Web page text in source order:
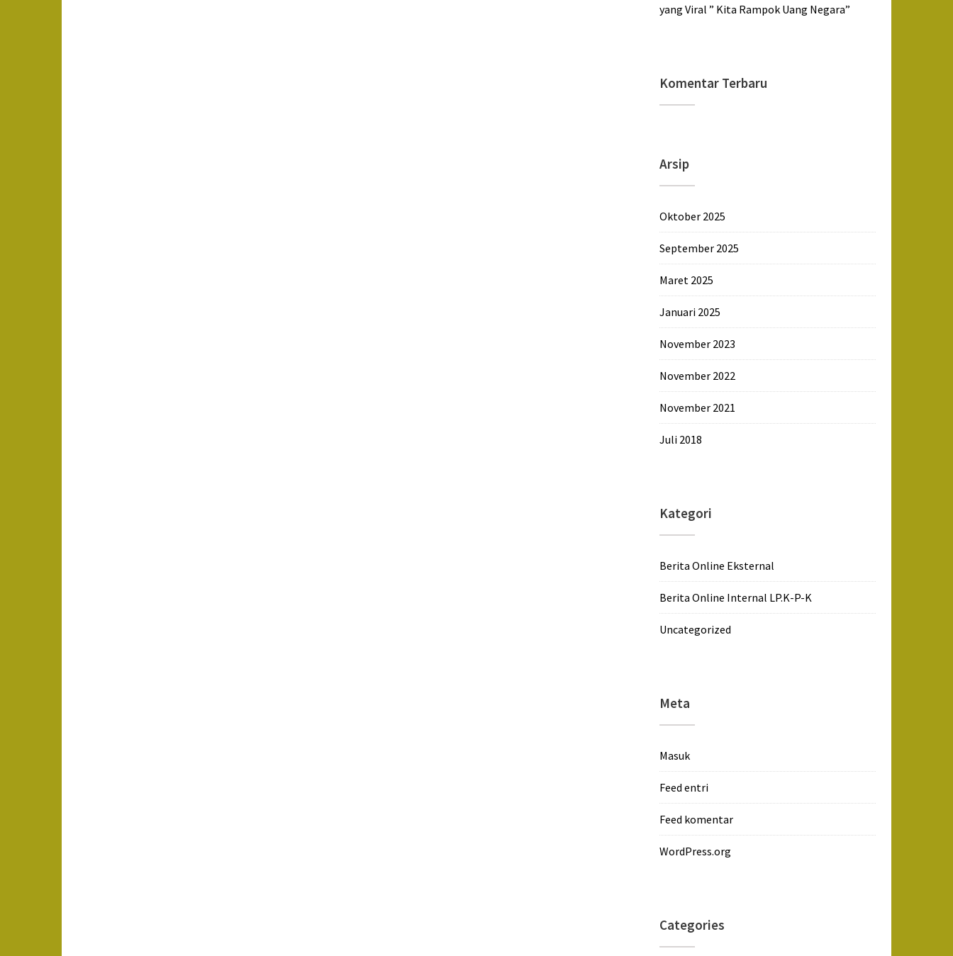
yang Viral ” Kita Rampok Uang Negara”
Komentar Terbaru
Arsip
Oktober 2025
September 2025
Maret 2025
Januari 2025
November 2023
November 2022
November 2021
Juli 2018
Kategori
Berita Online Eksternal
Berita Online Internal LP.K-P-K
Uncategorized
Meta
Masuk
Feed entri
Feed komentar
WordPress.org
Categories